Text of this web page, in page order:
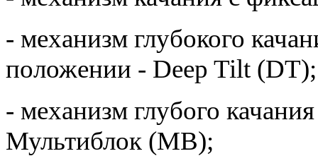
- механизм глубокого
положении - Deep Tilt (DT);
- механизм глубого
Мультиблок (MB);